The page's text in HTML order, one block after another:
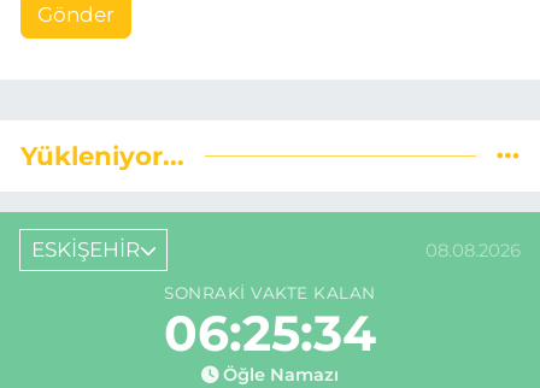
Gönder
Yükleniyor...
ESKİŞEHİR 08.08.2026
SONRAKI VAKTE KALAN
06:25:34
Öğle Namazı